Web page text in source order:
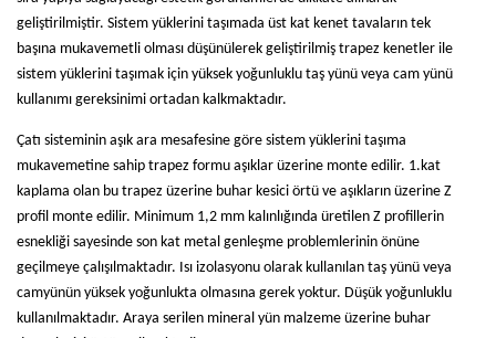
geliştirilmiştir. Sistem yüklerini taşımada üst kat kenet tavaların tek
başına mukavemetli olması düşünülerek geliştirilmiş trapez kenetler ile
sistem yüklerini taşımak için yüksek yoğunluklu taş yünü veya cam yünü
kullanımı gereksinimi ortadan kalkmaktadır.
Çatı sisteminin aşık ara mesafesine göre sistem yüklerini taşıma
mukavemetine sahip trapez formu aşıklar üzerine monte edilir. 1.kat
kaplama olan bu trapez üzerine buhar kesici örtü ve aşıkların üzerine Z
profil monte edilir. Minimum 1,2 mm kalınlığında üretilen Z profillerin
esnekliği sayesinde son kat metal genleşme problemlerinin önüne
geçilmeye çalışılmaktadır. Isı izolasyonu olarak kullanılan taş yünü veya
camyünün yüksek yoğunlukta olmasına gerek yoktur. Düşük yoğunluklu
kullanılmaktadır. Araya serilen mineral yün malzeme üzerine buhar